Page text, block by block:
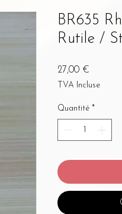
BR635
Rutile /
27,00 €
TVA Incluse
Quantité *